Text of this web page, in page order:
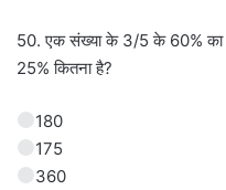
50. एक संख्या के 3/5 के 60%
25% कितना है?
180
175
360